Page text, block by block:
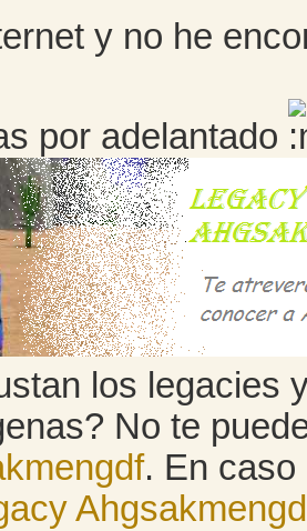
y no he
por adelantado
los legacies
No te
. En caso